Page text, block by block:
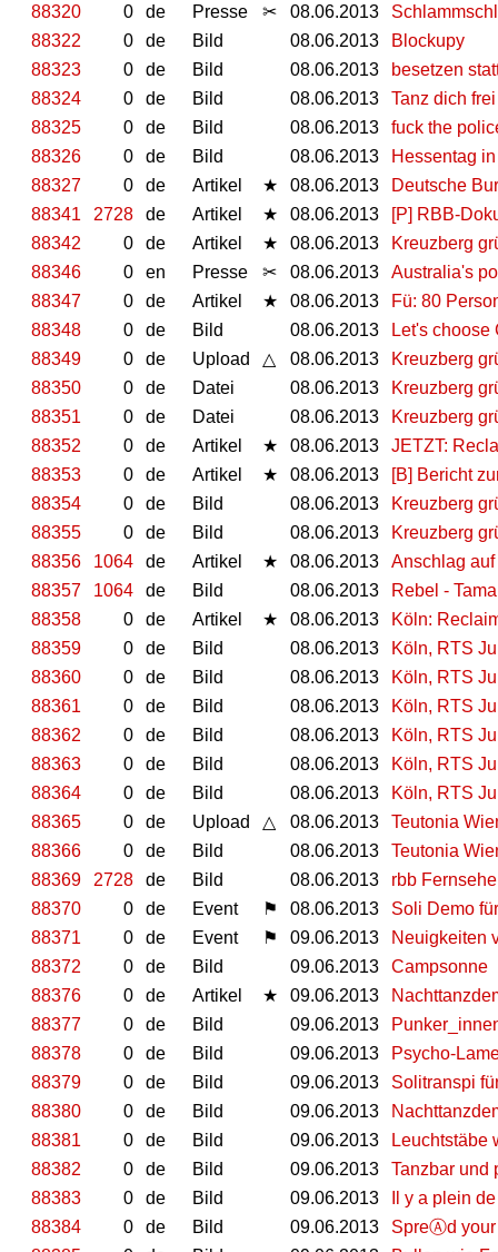
88320
0 de Presse ✂ 08.06.2013
88322
0 de Bild 08.06.2013
Blockupy
88323
0 de Bild 08.06.2013
besetzen
88324
0 de Bild 08.06.2013
Tanz dich frei
88325
0 de Bild 08.06.2013
fuck the
88326
0 de Bild 08.06.2013
Hessentag
88327
0 de Artikel ★ 08.06.2013
Deutsche
88341
2728 de Artikel ★ 08.06.2013
[P] RBB-
88342
0 de Artikel ★ 08.06.2013
Kreuzberg
88346
0 en Presse ✂ 08.06.2013
Australia's
88347
0 de Artikel ★ 08.06.2013
Fü: 80
88348
0 de Bild 08.06.2013
Let's choose
88349
0 de Upload △ 08.06.2013
Kreuzberg
88350
0 de Datei 08.06.2013
Kreuzberg
88351
0 de Datei 08.06.2013
Kreuzberg
88352
0 de Artikel ★ 08.06.2013
JETZT:
88353
0 de Artikel ★ 08.06.2013
[B] Bericht
88354
0 de Bild 08.06.2013
Kreuzberg
88355
0 de Bild 08.06.2013
Kreuzberg
88356
1064 de Artikel ★ 08.06.2013
Anschlag
88357
1064 de Bild
08.06.2013
88358
0 de Artikel ★ 08.06.2013
Köln:
88359
0 de Bild 08.06.2013
Köln, RTS
88360
0 de Bild 08.06.2013
Köln, RTS
88361
0 de Bild 08.06.2013
Köln, RTS
88362
0 de Bild 08.06.2013
Köln, RTS
88363
0 de Bild 08.06.2013
Köln, RTS
88364
0 de Bild 08.06.2013
Köln, RTS
88365
0 de Upload △ 08.06.2013
Teutonia
88366
0 de Bild 08.06.2013
Teutonia
88369
2728 de Bild 08.06.2013
rbb
88370
0 de Event ⚑ 08.06.2013
Soli Demo
88371
0 de Event ⚑ 09.06.2013
Neuigkeiten
88372
0 de Bild 09.06.2013
Campsonne
88376
0 de Artikel ★ 09.06.2013
88377
0 de Bild 09.06.2013
88378
0 de Bild 09.06.2013
Psycho-
88379
0 de Bild 09.06.2013
Solitranspi
88380
0 de Bild 09.06.2013
88381
0 de Bild 09.06.2013
Leuchtstäbe
88382
0 de Bild 09.06.2013
Tanzbar und
88383
0 de Bild 09.06.2013
Il y a plein
88384
0 de Bild 09.06.2013
SpreⒶd